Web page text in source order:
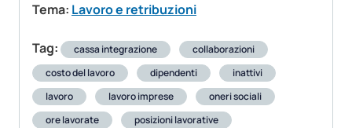
Tema: Lavoro e retribuzioni
Tag: cassa integrazione
collaborazioni
costo del lavoro
dipendenti
inattivi
lavoro
lavoro imprese
oneri sociali
ore lavorate
posizioni lavorative